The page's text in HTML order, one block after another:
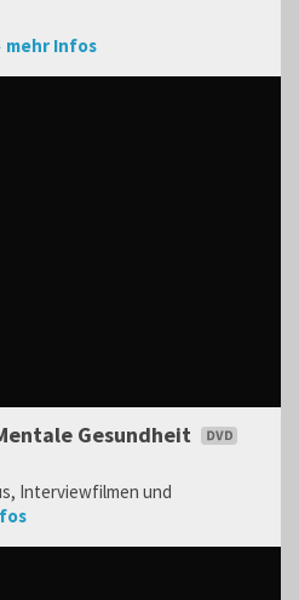
Infos
Gesundheit
Interviewfilmen und